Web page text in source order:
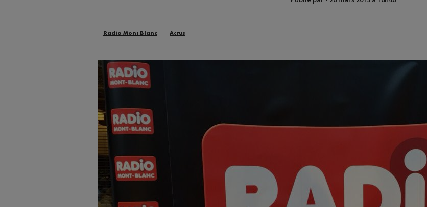
Radio Mont Blanc Actus